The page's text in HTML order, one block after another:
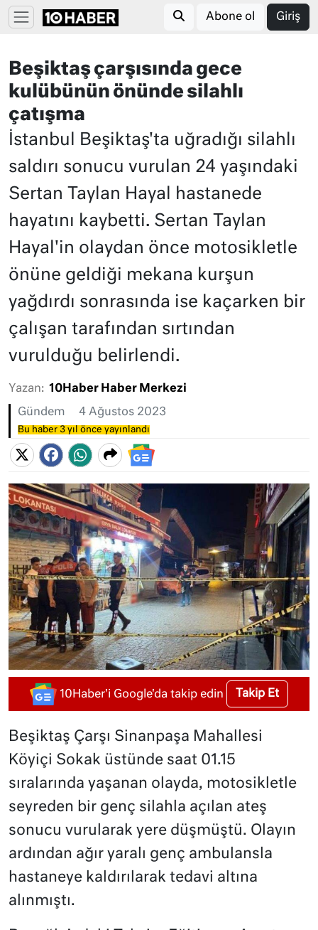
Abone ol Giriş
Beşiktaş çarşısında gece
kulübünün önünde silahlı
çatışma
İstanbul Beşiktaş'ta uğradığı silahlı
saldırı sonucu vurulan 24 yaşındaki
Sertan Taylan Hayal hastanede
hayatını kaybetti. Sertan Taylan
Hayal'in olaydan önce motosikletle
önüne geldiği mekana kurşun
yağdırdı sonrasında ise kaçarken bir
çalışan tarafından sırtından
vurulduğu belirlendi.
Yazan: 10Haber Haber Merkezi
Gündem 4 Ağustos 2023
Bu haber 3 yıl önce yayınlandı
10Haber'i Google'da takip edin Takip Et
Beşiktaş Çarşı Sinanpaşa Mahallesi
Köyiçi Sokak üstünde saat 01.15
sıralarında yaşanan olayda, motosikletle
seyreden bir genç silahla açılan ateş
sonucu vurularak yere düşmüştü. Olayın
ardından ağır yaralı genç ambulansla
hastaneye kaldırılarak tedavi altına
alınmıştı.